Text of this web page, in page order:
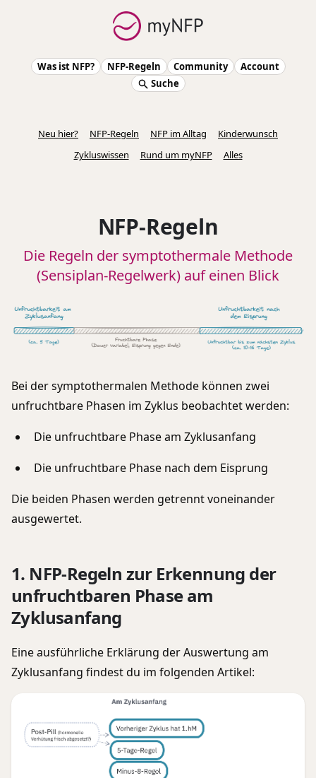
Was ist NFP? NFP-Regeln Community
Account
Suche
Neu hier? NFP-Regeln NFP im Alltag
Kinderwunsch
Zykluswissen
Rund um myNFP Alles
NFP-Regeln
Die Regeln der symptothermale Methode
(Sensiplan-Regelwerk) auf einen Blick
Bei der symptothermalen Methode können zwei
unfruchtbare Phasen im Zyklus beobachtet werden:
Die unfruchtbare Phase am Zyklusanfang
Die unfruchtbare Phase nach dem Eisprung
Die beiden Phasen werden getrennt voneinander
ausgewertet.
1. NFP-Regeln zur Erkennung der
unfruchtbaren Phase am
Zyklusanfang
Eine ausführliche Erklärung der Auswertung am
Zyklusanfang findest du im folgenden Artikel: